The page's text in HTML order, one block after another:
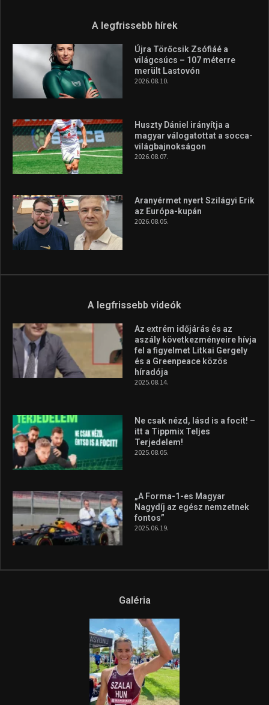
A legfrissebb hírek
Újra Törőcsik Zsófiáé a
világcsúcs – 107 méterre
merült Lastovón
2026.08.10.
Huszty Dániel irányítja a
magyar válogatottat a socca-
világbajnokságon
2026.08.07.
Aranyérmet nyert Szilágyi Erik
az Európa-kupán
2026.08.05.
A legfrissebb videók
Az extrém időjárás és az
aszály következményeire hívja
fel a figyelmet Litkai Gergely
és a Greenpeace közös
híradója
2025.08.14.
Ne csak nézd, lásd is a focit! –
itt a Tippmix Teljes
Terjedelem!
2025.08.05.
„A Forma-1-es Magyar
Nagydíj az egész nemzetnek
fontos”
2025.06.19.
Galéria